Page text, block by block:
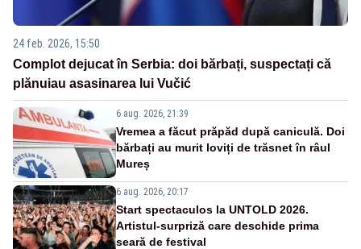
24 feb. 2026, 15:50
Complot dejucat în Serbia: doi bărbați, suspectați că
plănuiau asasinarea lui Vučić
6 aug. 2026, 21:39
Vremea a făcut prăpăd după caniculă. Doi
bărbați au murit loviți de trăsnet în râul
Mureș
6 aug. 2026, 20:17
Start spectaculos la UNTOLD 2026.
Artistul-surpriză care deschide prima
seară de festival